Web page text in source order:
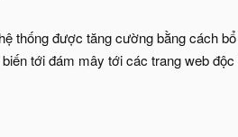
thống được tăng cường bằng cách
tới đám mây tới các trang web